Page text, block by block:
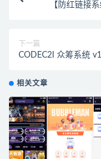
【防红链接
下一篇
CODEC2I 众筹系统
相关文章